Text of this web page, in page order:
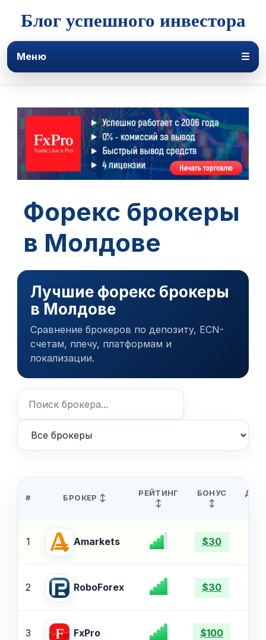
Блог успешного инвестора
Меню ☰
Форекс брокеры
в Молдове
Лучшие форекс брокеры
в Молдове
Сравнение брокеров по депозиту, ECN-
счетам, плечу, платформам и
локализации.
# БРОКЕР ↕
РЕЙТИНГ
↕
БОНУС
↕
1 Amarkets $30
2 RoboForex $30
3 FxPro $100